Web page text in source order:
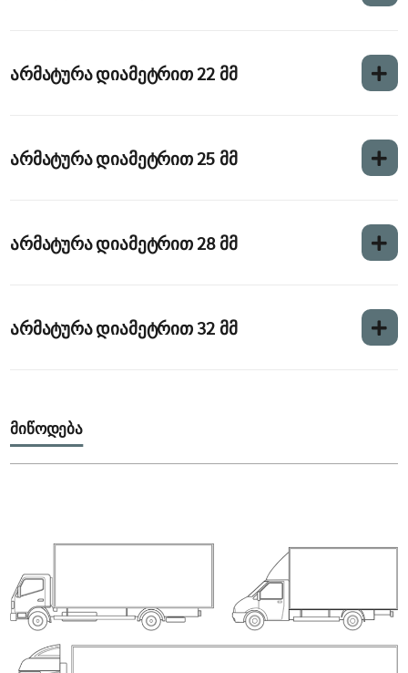
არმატურა დიამეტრით 22 მმ
არმატურა დიამეტრით 25 მმ
არმატურა დიამეტრით 28 მმ
არმატურა დიამეტრით 32 მმ
მიწოდება